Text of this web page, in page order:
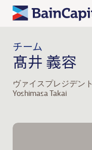
チーム
髙井 義容
ヴァイスプレジデント
Yoshimasa Takai